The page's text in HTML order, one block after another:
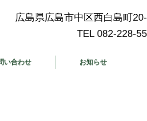
広島県広島市中区西白島町
TEL 082-228-
い合わせ お知らせ